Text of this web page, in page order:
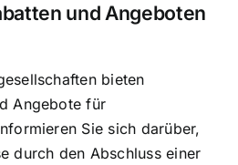
und Angeboten
bieten
Angebote für
Sie sich darüber,
durch den Abschluss einer